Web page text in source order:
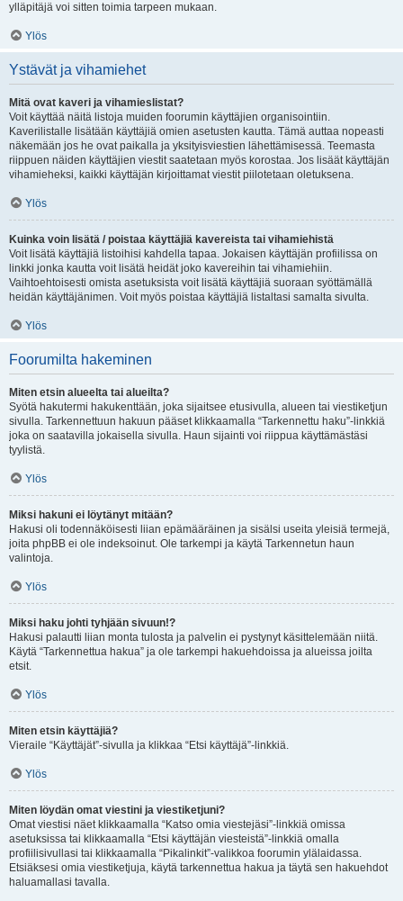
ylläpitäjä voi sitten toimia tarpeen mukaan.
Ylös
Ystävät ja vihamiehet
Mitä ovat kaveri ja vihamieslistat?
Voit käyttää näitä listoja muiden foorumin käyttäjien organisointiin.
Kaverilistalle lisätään käyttäjiä omien asetusten kautta. Tämä auttaa nopeasti
näkemään jos he ovat paikalla ja yksityisviestien lähettämisessä. Teemasta
riippuen näiden käyttäjien viestit saatetaan myös korostaa. Jos lisäät käyttäjän
vihamieheksi, kaikki käyttäjän kirjoittamat viestit piilotetaan oletuksena.
Ylös
Kuinka voin lisätä / poistaa käyttäjiä kavereista tai vihamiehistä
Voit lisätä käyttäjiä listoihisi kahdella tapaa. Jokaisen käyttäjän profiilissa on
linkki jonka kautta voit lisätä heidät joko kavereihin tai vihamiehiin.
Vaihtoehtoisesti omista asetuksista voit lisätä käyttäjiä suoraan syöttämällä
heidän käyttäjänimen. Voit myös poistaa käyttäjiä listaltasi samalta sivulta.
Ylös
Foorumilta hakeminen
Miten etsin alueelta tai alueilta?
Syötä hakutermi hakukenttään, joka sijaitsee etusivulla, alueen tai viestiketjun
sivulla. Tarkennettuun hakuun pääset klikkaamalla “Tarkennettu haku”-linkkiä
joka on saatavilla jokaisella sivulla. Haun sijainti voi riippua käyttämästäsi
tyylistä.
Ylös
Miksi hakuni ei löytänyt mitään?
Hakusi oli todennäköisesti liian epämääräinen ja sisälsi useita yleisiä termejä,
joita phpBB ei ole indeksoinut. Ole tarkempi ja käytä Tarkennetun haun
valintoja.
Ylös
Miksi haku johti tyhjään sivuun!?
Hakusi palautti liian monta tulosta ja palvelin ei pystynyt käsittelemään niitä.
Käytä “Tarkennettua hakua” ja ole tarkempi hakuehdoissa ja alueissa joilta
etsit.
Ylös
Miten etsin käyttäjiä?
Vieraile “Käyttäjät”-sivulla ja klikkaa “Etsi käyttäjä”-linkkiä.
Ylös
Miten löydän omat viestini ja viestiketjuni?
Omat viestisi näet klikkaamalla “Katso omia viestejäsi”-linkkiä omissa
asetuksissa tai klikkaamalla “Etsi käyttäjän viesteistä”-linkkiä omalla
profiilisivullasi tai klikkaamalla “Pikalinkit”-valikkoa foorumin ylälaidassa.
Etsiäksesi omia viestiketjuja, käytä tarkennettua hakua ja täytä sen hakuehdot
haluamallasi tavalla.